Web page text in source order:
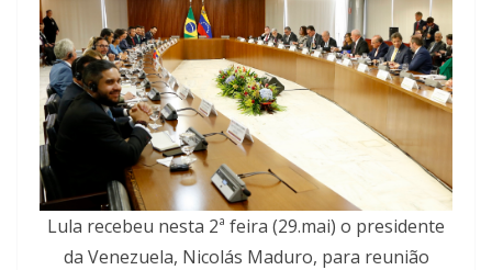
Lula recebeu nesta 2ª feira (29.mai) o presidente
da Venezuela, Nicolás Maduro, para reunião